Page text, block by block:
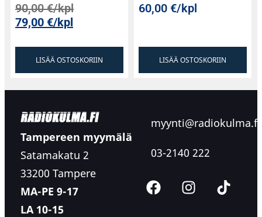
90,00€/kpl
79,00€/kpl
LISÄÄ OSTOSKORIIN
60,00€/kpl
LISÄÄ OSTOSKORIIN
Tampereen myymälä
Satamakatu 2
33200 Tampere
MA-PE 9-17
LA 10-15
myynti@radiokulma.fi
03-2140 222